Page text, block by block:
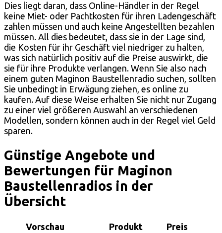
Dies liegt daran, dass Online-Händler in der Regel
keine Miet- oder Pachtkosten für ihren Ladengeschäft
zahlen müssen und auch keine Angestellten bezahlen
müssen. All dies bedeutet, dass sie in der Lage sind,
die Kosten für ihr Geschäft viel niedriger zu halten,
was sich natürlich positiv auf die Preise auswirkt, die
sie für ihre Produkte verlangen. Wenn Sie also nach
einem guten Maginon Baustellenradio suchen, sollten
Sie unbedingt in Erwägung ziehen, es online zu
kaufen. Auf diese Weise erhalten Sie nicht nur Zugang
zu einer viel größeren Auswahl an verschiedenen
Modellen, sondern können auch in der Regel viel Geld
sparen.
Günstige Angebote und
Bewertungen für Maginon
Baustellenradios in der
Übersicht
Vorschau Produkt Preis